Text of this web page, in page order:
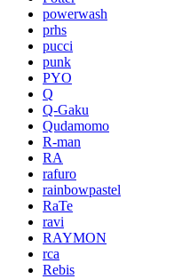
powerwash
prhs
pucci
punk
PYO
Q
Q-Gaku
Qudamomo
R-man
RA
rafuro
rainbowpastel
RaTe
ravi
RAYMON
rca
Rebis